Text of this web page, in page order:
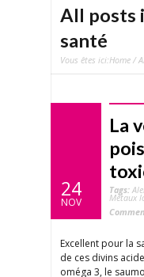
All posts
santé
Vous êtes ici:Home /
24
NOV
La
Tags:
Métaux
Excellent pour la
de ces divins
oméga 3, le